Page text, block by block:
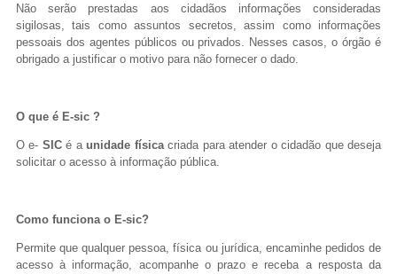
Não serão prestadas aos cidadãos informações consideradas
sigilosas, tais como assuntos secretos, assim como informações
pessoais dos agentes públicos ou privados. Nesses casos, o órgão é
obrigado a justificar o motivo para não fornecer o dado.
O que é E-sic ?
O e- SICé aunidade físicacriada para atender o cidadão que deseja
solicitar o acesso à informação pública.
Como funciona o E-sic?
Permite que qualquer pessoa, física ou jurídica, encaminhe pedidos de
acesso à informação, acompanhe o prazo e receba a resposta da